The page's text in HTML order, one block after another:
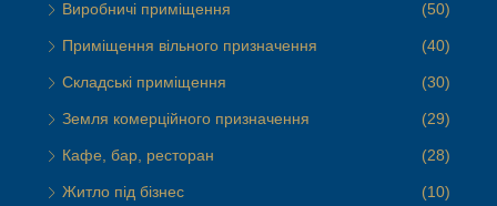
Виробничі приміщення (50)
Приміщення вільного призначення (40)
Складські приміщення (30)
Земля комерційного призначення (29)
Кафе, бар, ресторан (28)
Житло під бізнес (10)